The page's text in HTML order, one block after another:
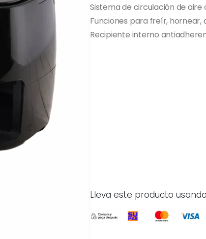
Sistema de circulación de
Funciones para freír,
Recipiente interno
Lleva este producto